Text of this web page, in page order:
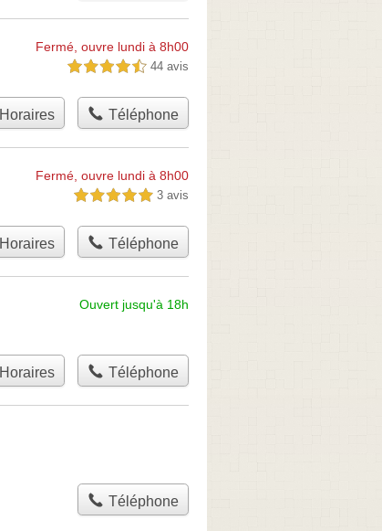
Fermé, ouvre lundi à 8h00
4,5 étoiles sur 5 44 avis
Horaires Téléphone
Fermé, ouvre lundi à 8h00
5,0 étoiles sur 5 3 avis
Horaires Téléphone
Ouvert jusqu'à 18h
Horaires Téléphone
Téléphone